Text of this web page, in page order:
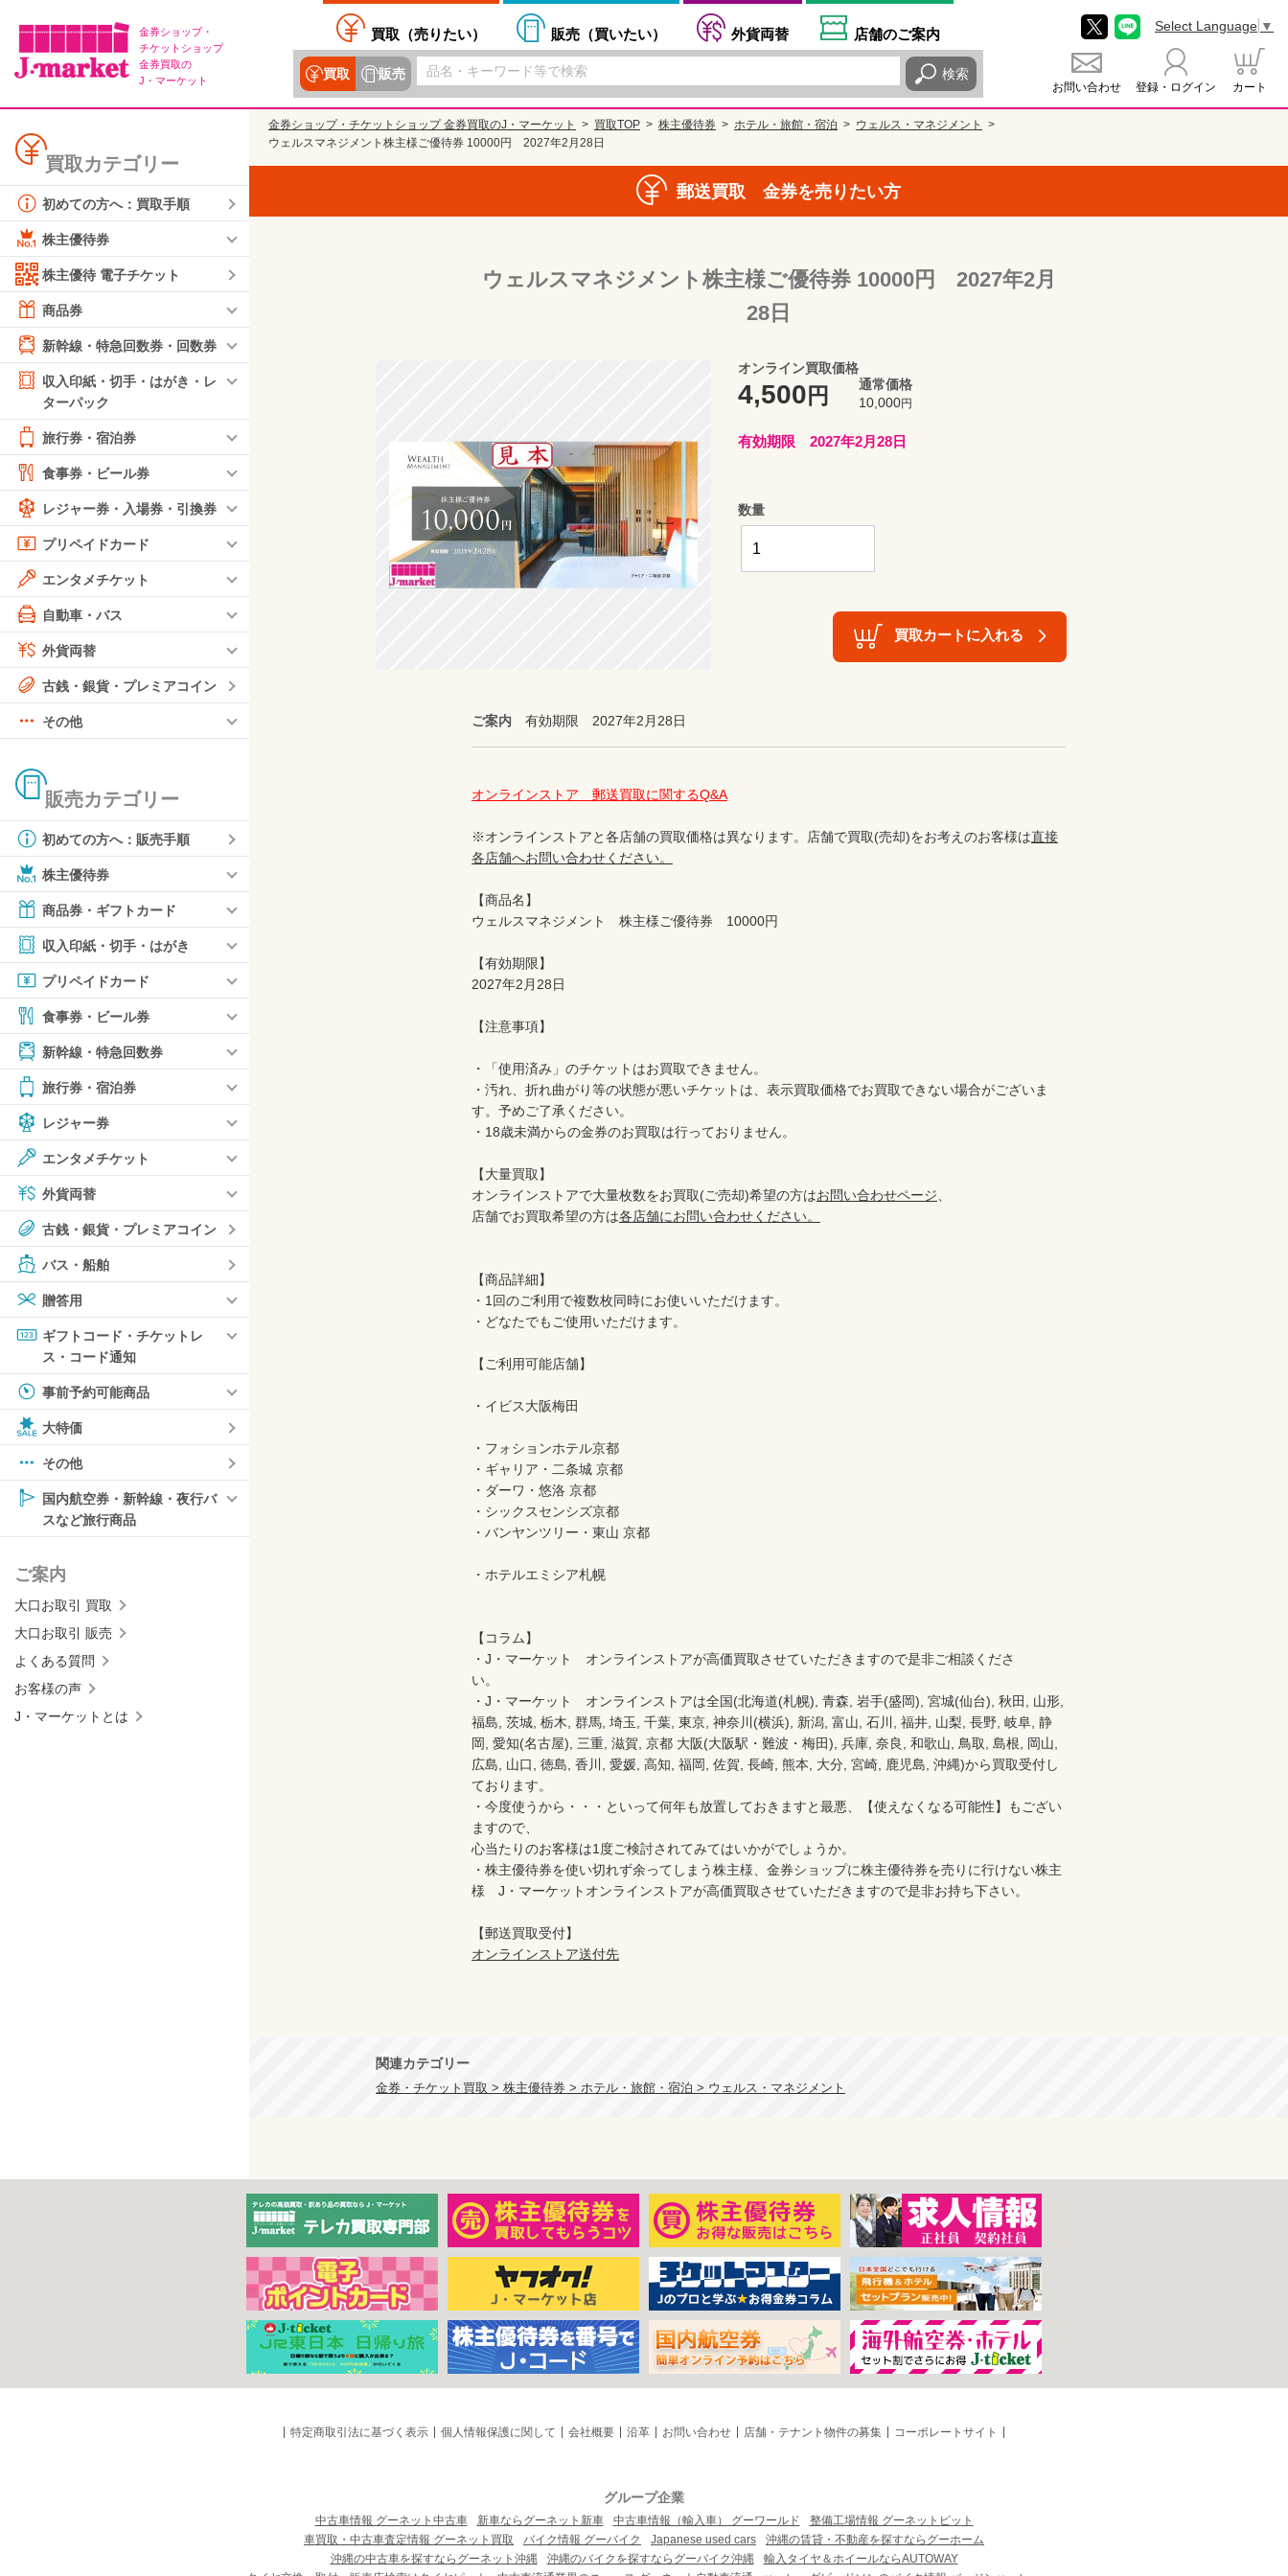
金券ショップ・
チケットショップ
金券買取の
J・マーケット
買取（売りたい） 販売（買いたい） 外貨両替 店舗のご案内
買取 販売 検索
お問い合わせ 登録・ログイン カート
Select Language ▼
買取カテゴリー
初めての方へ：買取手順
株主優待券
株主優待 電子チケット
商品券
新幹線・特急回数券・回数券
収入印紙・切手・はがき・レ
ターパック
旅行券・宿泊券
食事券・ビール券
レジャー券・入場券・引換券
プリペイドカード
エンタメチケット
自動車・バス
外貨両替
古銭・銀貨・プレミアコイン
その他
販売カテゴリー
初めての方へ：販売手順
株主優待券
商品券・ギフトカード
収入印紙・切手・はがき
プリペイドカード
食事券・ビール券
新幹線・特急回数券
旅行券・宿泊券
レジャー券
エンタメチケット
外貨両替
古銭・銀貨・プレミアコイン
バス・船舶
贈答用
ギフトコード・チケットレ
ス・コード通知
事前予約可能商品
大特価
その他
国内航空券・新幹線・夜行バ
スなど旅行商品
ご案内
大口お取引 買取
大口お取引 販売
よくある質問
お客様の声
J・マーケットとは
金券ショップ・チケットショップ 金券買取のJ・マーケット 買取TOP 株主優待券 ホテル・旅館・宿泊
ウェルス・マネジメント
ウェルスマネジメント株主様ご優待券 10000円 2027年2月28日
郵送買取 金券を売りたい方
ウェルスマネジメント株主様ご優待券 10000円 2027年2月
28日
オンライン買取価格
4,500 円
通常価格
10,000円
有効期限 2027年2月28日
数量
買取カートに入れる
ご案内 有効期限 2027年2月28日
オンラインストア　郵送買取に関するQ&A
※オンラインストアと各店舗の買取価格は異なります。店舗で買取(売却)をお考えのお客様は直接
各店舗へお問い合わせください。
【商品名】
ウェルスマネジメント　株主様ご優待券　10000円
【有効期限】
2027年2月28日
【注意事項】
・「使用済み」のチケットはお買取できません。
・汚れ、折れ曲がり等の状態が悪いチケットは、表示買取価格でお買取できない場合がございま
す。予めご了承ください。
・18歳未満からの金券のお買取は行っておりません。
【大量買取】
オンラインストアで大量枚数をお買取(ご売却)希望の方はお問い合わせページ
店舗でお買取希望の方は各店舗にお問い合わせください。
【商品詳細】
・1回のご利用で複数枚同時にお使いいただけます。
・どなたでもご使用いただけます。
【ご利用可能店舗】
・イビス大阪梅田
・フォションホテル京都
・ギャリア・二条城 京都
・ダーワ・悠洛 京都
・シックスセンシズ京都
・バンヤンツリー・東山 京都
・ホテルエミシア札幌
【コラム】
・J・マーケット　オンラインストアが高価買取させていただきますので是非ご相談くださ
い。
・J・マーケット　オンラインストアは全国(北海道(札幌), 青森, 岩手(盛岡), 宮城(仙台), 秋田, 山形,
福島, 茨城, 栃木, 群馬, 埼玉, 千葉, 東京, 神奈川(横浜), 新潟, 富山, 石川, 福井, 山梨, 長野, 岐阜, 静
岡, 愛知(名古屋), 三重, 滋賀, 京都 大阪(大阪駅・難波・梅田), 兵庫, 奈良, 和歌山, 鳥取, 島根, 岡山,
広島, 山口, 徳島, 香川, 愛媛, 高知, 福岡, 佐賀, 長崎, 熊本, 大分, 宮崎, 鹿児島, 沖縄)から買取受付し
ております。
・今度使うから・・・といって何年も放置しておきますと最悪、【使えなくなる可能性】もござい
ますので、
心当たりのお客様は1度ご検討されてみてはいかがでしょうか。
・株主優待券を使い切れず余ってしまう株主様、金券ショップに株主優待券を売りに行けない株主
様　J・マーケットオンラインストアが高価買取させていただきますので是非お持ち下さい。
オンラインストア送付先
関連カテゴリー
金券・チケット買取 > 株主優待券 > ホテル・旅館・宿泊 > ウェルス・マネジメント
特定商取引法に基づく表示 個人情報保護に関して 会社概要 沿革 お問い合わせ 店舗・テナント物件の募集 コーポレートサイト
グループ企業
中古車情報 グーネット中古車 新車ならグーネット新車 中古車情報（輸入車） グーワールド
整備工場情報 グーネットピット
車買取・中古車査定情報 グーネット買取
バイク情報 グーバイク Japanese used cars
沖縄の賃貸・不動産を探すならグーホーム
沖縄の中古車を探すならグーネット沖縄
沖縄のバイクを探すならグーバイク沖縄
輸入タイヤ＆ホイールならAUTOWAY